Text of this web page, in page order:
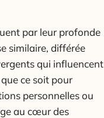
par leur profonde
similaire, différée
qui influencent
ce soit pour
personnelles ou
au cœur des